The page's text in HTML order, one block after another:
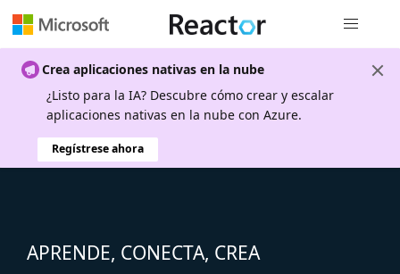
Crea aplicaciones nativas en la nube
¿Listo para la IA? Descubre cómo crear y escalar
aplicaciones nativas en la nube con Azure.
Regístrese ahora
APRENDE, CONECTA, CREA